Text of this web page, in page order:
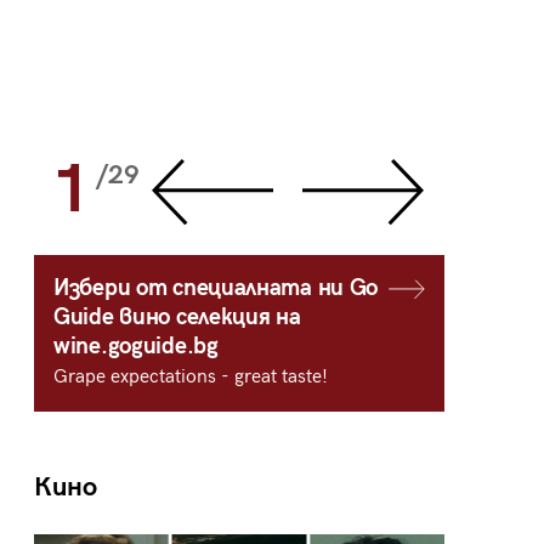
1 /29
Избери от специалната ни Go
Guide вино селекция на
wine.goguide.bg
Grape expectations - great taste!
Кино